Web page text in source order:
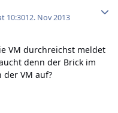
10:3012. Nov 2013
VM durchreichst meldet
denn der Brick im
der VM auf?